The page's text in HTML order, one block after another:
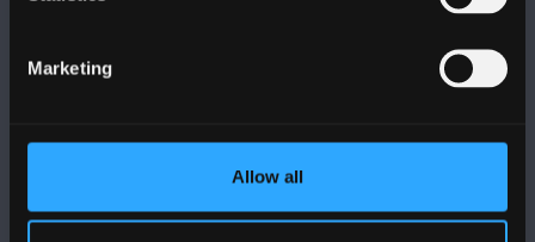
Marketing
Allow all
POLISI